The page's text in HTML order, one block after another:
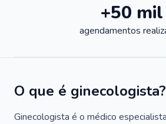
+50 mil
agendamentos
O que é ginecologista?
Ginecologista é o médico